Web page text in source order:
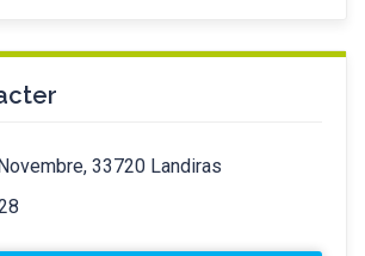
33720 Landiras